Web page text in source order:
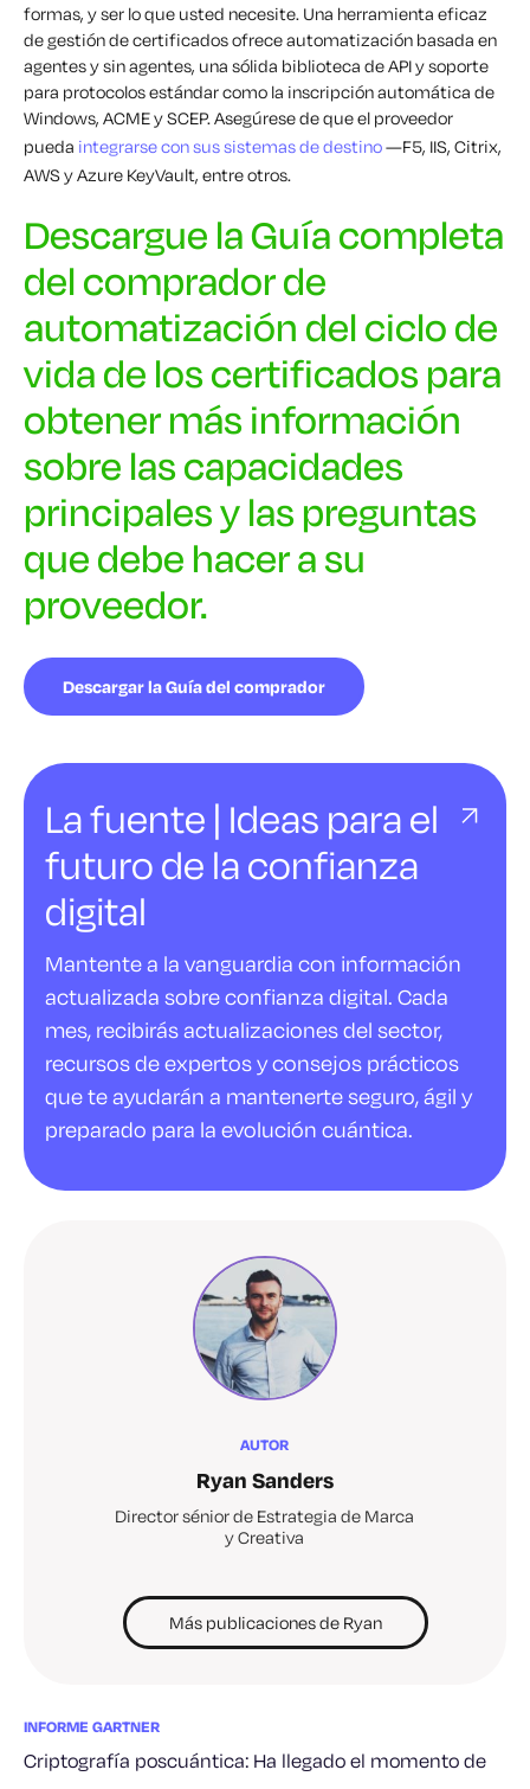
formas, y ser lo que usted necesite. Una herramienta eficaz
de gestión de certificados ofrece automatización basada en
agentes y sin agentes, una sólida biblioteca de API y soporte
para protocolos estándar como la inscripción automática de
Windows, ACME y SCEP. Asegúrese de que el proveedor
pueda integrarse con sus sistemas de destino—F5, IIS, Citrix,
AWS y Azure KeyVault, entre otros.
Descargue la Guía completa
del comprador de
automatización del ciclo de
vida de los certificados para
obtener más información
sobre las capacidades
principales y las preguntas
que debe hacer a su
proveedor.
Descargar la Guía del comprador
La fuente | Ideas para el
futuro de la confianza
digital
Mantente a la vanguardia con información
actualizada sobre confianza digital. Cada
mes, recibirás actualizaciones del sector,
recursos de expertos y consejos prácticos
que te ayudarán a mantenerte seguro, ágil y
preparado para la evolución cuántica.
AUTOR
Ryan Sanders
Director sénior de Estrategia de Marca
y Creativa
Más publicaciones de Ryan
INFORME GARTNER
Criptografía poscuántica: Ha llegado el momento de